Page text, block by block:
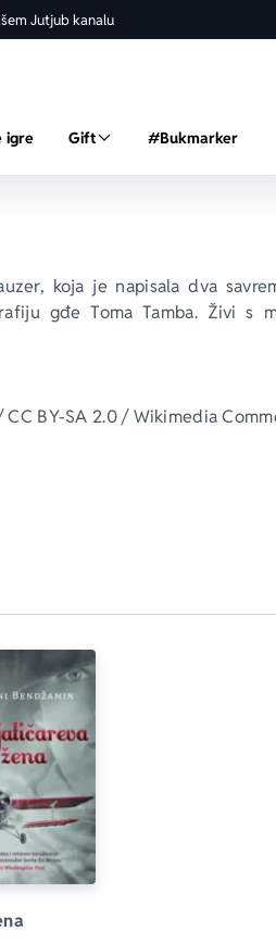
Jutjub kanalu
igre Gift #Bukmarker
koja je napisala dva
gđe Toma Tamba. Živi s
BY-SA 2.0 / Wikimedia